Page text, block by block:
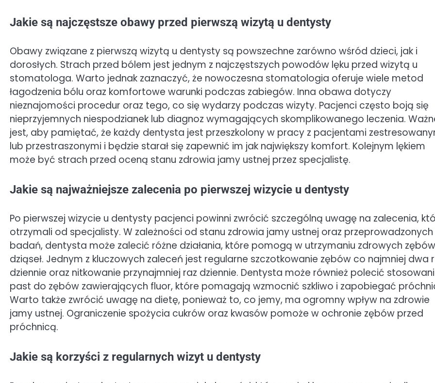
Jakie są najczęstsze obawy przed pierwszą wizytą u dentysty
Obawy związane z pierwszą wizytą u dentysty są powszechne zarówno wśród dzieci, jak i
dorosłych. Strach przed bólem jest jednym z najczęstszych powodów lęku przed wizytą u
stomatologa. Warto jednak zaznaczyć, że nowoczesna stomatologia oferuje wiele metod
łagodzenia bólu oraz komfortowe warunki podczas zabiegów. Inna obawa dotyczy
nieznajomości procedur oraz tego, co się wydarzy podczas wizyty. Pacjenci często boją się
nieprzyjemnych niespodzianek lub diagnoz wymagających skomplikowanego leczenia.
jest, aby pamiętać, że każdy dentysta jest przeszkolony w pracy z pacjentami
lub przestraszonymi i będzie starał się zapewnić im jak największy komfort. Kolejnym lękiem
może być strach przed oceną stanu zdrowia jamy ustnej przez specjalistę.
Jakie są najważniejsze zalecenia po pierwszej wizycie u dentysty
Po pierwszej wizycie u dentysty pacjenci powinni zwrócić szczególną uwagę na zalecenia,
otrzymali od specjalisty. W zależności od stanu zdrowia jamy ustnej oraz przeprowadzonych
badań, dentysta może zalecić różne działania, które pomogą w utrzymaniu zdrowych
dziąseł. Jednym z kluczowych zaleceń jest regularne szczotkowanie zębów co najmniej dwa
dziennie oraz nitkowanie przynajmniej raz dziennie. Dentysta może również polecić
past do zębów zawierających fluor, które pomagają wzmocnić szkliwo i zapobiegać
Warto także zwrócić uwagę na dietę, ponieważ to, co jemy, ma ogromny wpływ na zdrowie
jamy ustnej. Ograniczenie spożycia cukrów oraz kwasów pomoże w ochronie zębów przed
próchnicą.
Jakie są korzyści z regularnych wizyt u dentysty